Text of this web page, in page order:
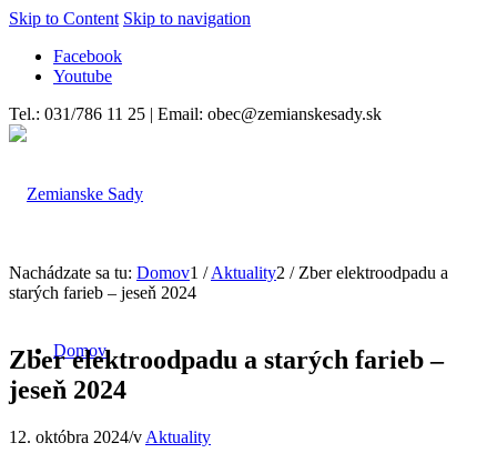
Skip to Content Skip to navigation
Facebook
Youtube
Tel.: 031/786 11 25 | Email: obec@zemianskesady.sk
Domov
Nachádzate sa tu: Domov1 / Aktuality2 / Zber elektroodpadu a
starých farieb – jeseň 2024
Zber elektroodpadu a starých farieb –
jeseň 2024
12. októbra 2024/v Aktuality